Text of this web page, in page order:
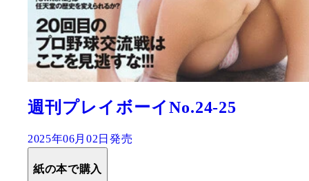
週刊プレイボーイNo.24-25
2025年06月02日発売
紙の本で購入